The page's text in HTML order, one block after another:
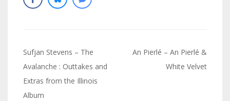
Navigation
de
l’article
Sufjan Stevens – The
Avalanche : Outtakes and
Extras from the Illinois
Album
An Pierlé – An Pierlé &
White Velvet